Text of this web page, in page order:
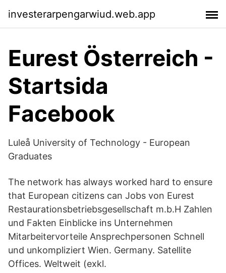
investerarpengarwiud.web.app
Eurest Österreich -
Startsida
Facebook
Luleå University of Technology - European
Graduates
The network has always worked hard to ensure
that European citizens can Jobs von Eurest
Restaurationsbetriebsgesellschaft m.b.H Zahlen
und Fakten Einblicke ins Unternehmen
Mitarbeitervorteile Ansprechpersonen Schnell
und unkompliziert Wien. Germany. Satellite
Offices. Weltweit (exkl.